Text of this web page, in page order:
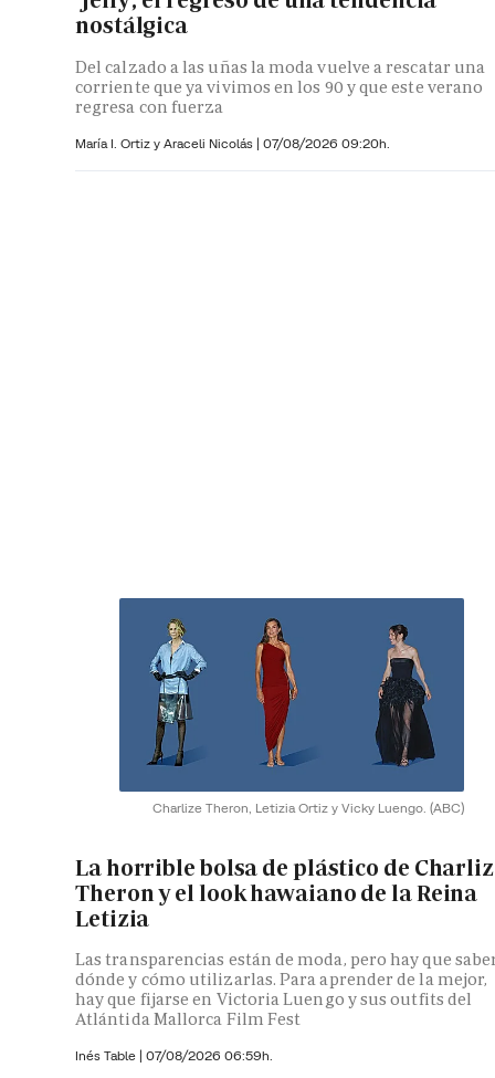
nostálgica
Del calzado a las uñas la moda vuelve a rescatar una
corriente que ya vivimos en los 90 y que este verano
regresa con fuerza
María I. Ortiz y Araceli Nicolás | 07/08/2026 09:20h.
Charlize Theron, Letizia Ortiz y Vicky Luengo. (ABC)
La horrible bolsa de plástico de
Theron y el look hawaiano de la Reina
Letizia
Las transparencias están de moda, pero hay que
dónde y cómo utilizarlas. Para aprender de la mejor,
hay que fijarse en Victoria Luengo y sus outfits del
Atlántida Mallorca Film Fest
Inés Table | 07/08/2026 06:59h.